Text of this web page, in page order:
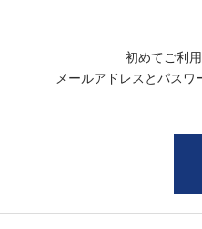
初めてご利
メールアドレスとパス